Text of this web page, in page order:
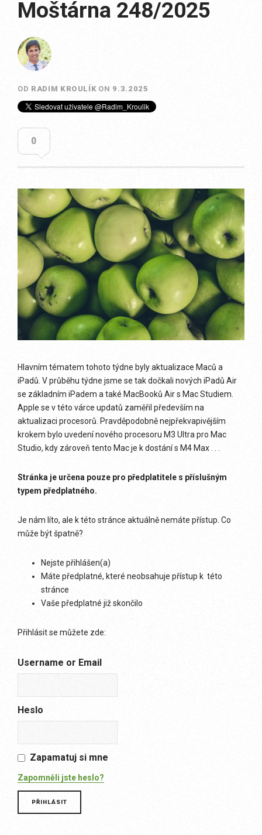
Moštárna 248/2025
OD RADIM KROULÍK ON 9.3.2025
0
Hlavním tématem tohoto týdne byly aktualizace Maců a
iPadů. V průběhu týdne jsme se tak dočkali nových iPadů Air
se základním iPadem a také MacBooků Air s Mac Studiem.
Apple se v této várce updatů zaměřil především na
aktualizaci procesorů. Pravděpodobně nejpřekvapivějším
krokem bylo uvedení nového procesoru M3 Ultra pro Mac
Studio, kdy zároveň tento Mac je k dostání s M4 Max . . .
Stránka je určena pouze pro předplatitele s příslušným
typem předplatného.
Je nám líto, ale k této stránce aktuálně nemáte přístup. Co
může být špatně?
Nejste přihlášen(a)
Máte předplatné, které neobsahuje přístup k této
stránce
Vaše předplatné již skončilo
Přihlásit se můžete zde:
Username or Email
Heslo
Zapamatuj si mne
Zapomněli jste heslo?